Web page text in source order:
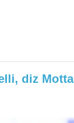
diz Motta